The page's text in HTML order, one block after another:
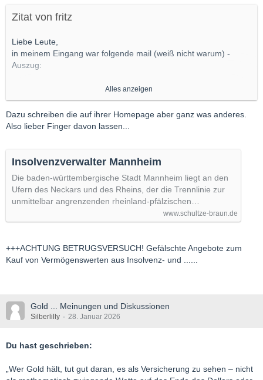
Zitat von fritz
Liebe Leute,
in meinem Eingang war folgende mail (weiß nicht warum) -
Auszug:
Schultze & Braun Rechtsanwaltsgesellschaft für
Insolvenzverwaltung mbH
Eisenbahnstraße 19-23 | 77855 Achern
...
Kategorien:
...
Edelmetalle & Rohstoffe: (Anlagegoldbarren Heraeus
Exponate oder zur Kaufabwicklung steht Ihnen unser
zuständiger Sachbearbeiter zur Verfügung:
Wir sehen Ihrer Rückmeldung entgegen.
Mit freundlichen Grüßen
Rechtsanwalt Dr. Thomas Dithmar
Schultze & Braun Rechtsanwaltsgesellschaft für
Geschäftsführer: RA Holger Blümle
Alles anzeigen
Dazu schreiben die auf ihrer Homepage aber ganz was anderes.
Also lieber Finger davon lassen...
Insolvenzverwalter Mannheim
Die baden-württembergische Stadt Mannheim liegt an den
Ufern des Neckars und des Rheins, der die Trennlinie zur
unmittelbar angrenzenden rheinland-pfälzischen…
www.schultze-braun.de
+++ACHTUNG BETRUGSVERSUCH! Gefälschte Angebote zum
Kauf von Vermögenswerten aus Insolvenz- und ......
Gold ... Meinungen und Diskussionen
Silberlilly 28. Januar 2026
Du hast geschrieben:
„Wer Gold hält, tut gut daran, es als Versicherung zu sehen – nicht